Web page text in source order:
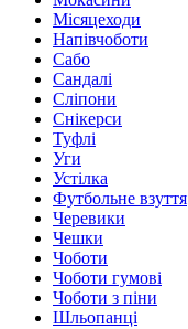
Місяцеходи
Напівчоботи
Сабо
Сандалі
Сліпони
Снікерси
Туфлі
Уги
Устілка
Футбольне взуття
Черевики
Чешки
Чоботи
Чоботи гумові
Чоботи з піни
Шльопанці